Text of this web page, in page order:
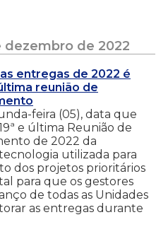
de 2022
entregas de 2022 é
reunião de
feira (05), data que
e última Reunião de
de 2022 da
utilizada para
dos projetos prioritários
para que os gestores
de todas as Unidades
as entregas durante